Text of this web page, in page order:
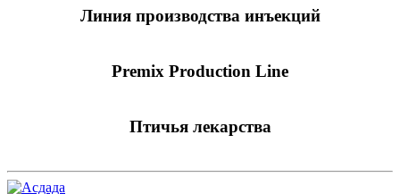
Линия производства инъекций
Premix Production Line
Птичья лекарства